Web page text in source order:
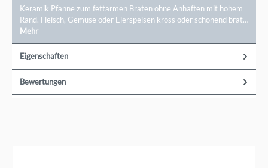
Keramik Pfanne zum fettarmen Braten ohne Anhaften mit hohem
Rand. Fleisch, Gemüse oder Eierspeisen kross oder schonend brat…
Mehr
Eigenschaften
Bewertungen